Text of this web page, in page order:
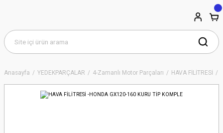
Anasayfa YEDEKPARÇALAR 4-Zamanlı Motor Parçaları HAVA FİLİTRESİ